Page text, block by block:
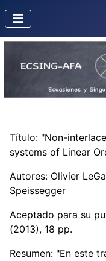
Título: "Non-
systems of Linear
Autores: Olivier
Speissegger
Aceptado para su
(2013), 18 pp.
Resumen: "En este